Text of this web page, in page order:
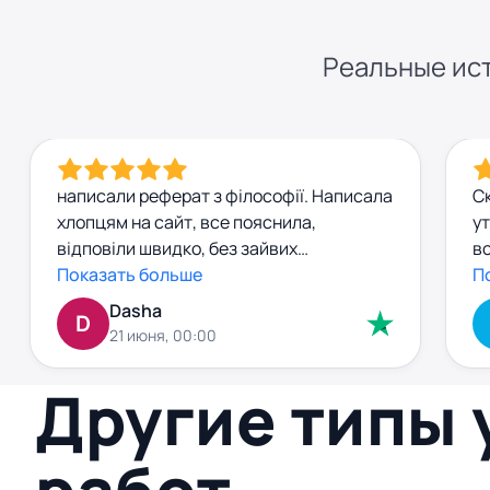
Реальные
написали реферат з філософії. Написала
хлопцям на сайт, все пояснила,
відповіли швидко, без зайвих
формальностей.Через добу вже мала
готову роботу. Текст нормальний, без
води, прочитала — усе зрозуміло.
Заплатила заздалегідь, і жодних
чітко й по-людськи. Рекомендую
Показать больше
D Dasha
21 июня, 00:00
Другие типы